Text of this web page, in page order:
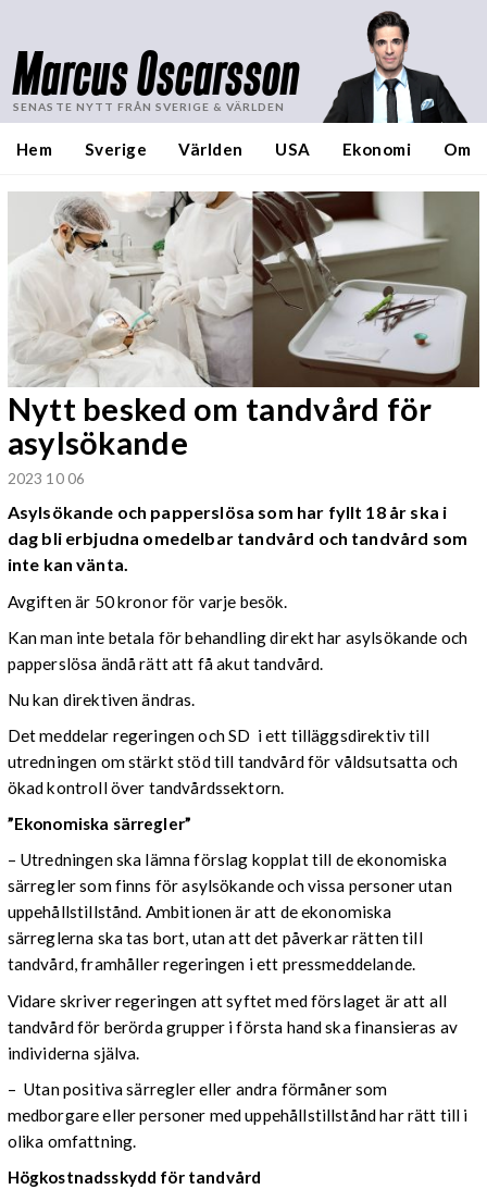
Marcus Oscarsson
SENASTE NYTT FRÅN SVERIGE & VÄRLDEN
Hem Sverige Världen USA Ekonomi Om
Nytt besked om tandvård för
asylsökande
2023 10 06
Asylsökande och papperslösa som har fyllt 18 år ska i
dag bli erbjudna omedelbar tandvård och tandvård som
inte kan vänta.
Avgiften är 50 kronor för varje besök.
Kan man inte betala för behandling direkt har asylsökande och
papperslösa ändå rätt att få akut tandvård.
Nu kan direktiven ändras.
Det meddelar regeringen och SD i ett tilläggsdirektiv till
utredningen om stärkt stöd till tandvård för våldsutsatta och
ökad kontroll över tandvårdssektorn.
”Ekonomiska särregler”
– Utredningen ska lämna förslag kopplat till de ekonomiska
särregler som finns för asylsökande och vissa personer utan
uppehållstillstånd. Ambitionen är att de ekonomiska
särreglerna ska tas bort, utan att det påverkar rätten till
tandvård, framhåller regeringen i ett pressmeddelande.
Vidare skriver regeringen att syftet med förslaget är att all
tandvård för berörda grupper i första hand ska finansieras av
individerna själva.
– Utan positiva särregler eller andra förmåner som
medborgare eller personer med uppehållstillstånd har rätt till i
olika omfattning.
Högkostnadsskydd för tandvård